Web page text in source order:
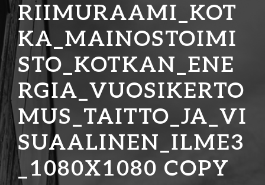
RIIMURAAMI_KOT
KA_MAINOSTOIMI
STO_KOTKAN_ENE
RGIA_VUOSIKERTO
MUS_TAITTO_JA_VI
SUAALINEN_ILME3
_1080X1080 COPY